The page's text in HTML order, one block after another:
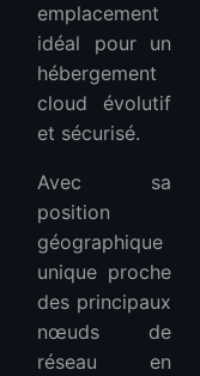
emplacement
idéal pour un
hébergement
cloud évolutif
et sécurisé.
Avec sa
position
géographique
unique proche
des principaux
nœuds de
réseau en